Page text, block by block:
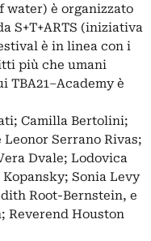
water) è organizzato
S+T+ARTS (iniziativa
è in linea con i
più che umani
TBA21–Academy è
Camilla Bertolini;
Serrano Rivas;
Dvale; Lodovica
Sonia Levy
Root-Bernstein, e
Reverend Houston